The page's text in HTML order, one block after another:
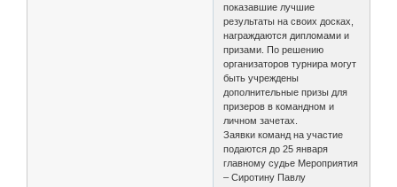
показавшие лучшие
результаты на своих досках,
награждаются дипломами и
призами. По решению
организаторов турнира могут
быть учреждены
дополнительные призы для
призеров в командном и
личном зачетах.
Заявки команд на участие
подаются до 25 января
главному судье Мероприятия
– Сиротину Павлу